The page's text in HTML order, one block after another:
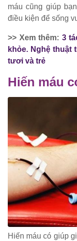
máu cũng giúp
điều kiện để sống
>> Xem thêm: 3
khỏe. Nghệ thuật
tươi và trẻ
Hiến máu
Hiến máu có giúp